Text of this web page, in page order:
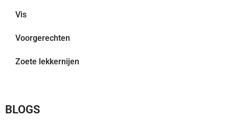
Vis
Voorgerechten
Zoete lekkernijen
BLOGS